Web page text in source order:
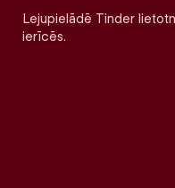
Lejupielādē Tinder
ierīcēs.